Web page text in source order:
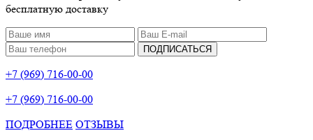
бесплатную доставку
ПОДПИСАТЬСЯ
+7 (969) 716-00-00
+7 (969) 716-00-00
ПОДРОБНЕЕ ОТЗЫВЫ